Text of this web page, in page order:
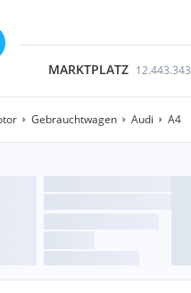
MARKTPLATZ 12.443.343
Gebrauchtwagen Audi A4